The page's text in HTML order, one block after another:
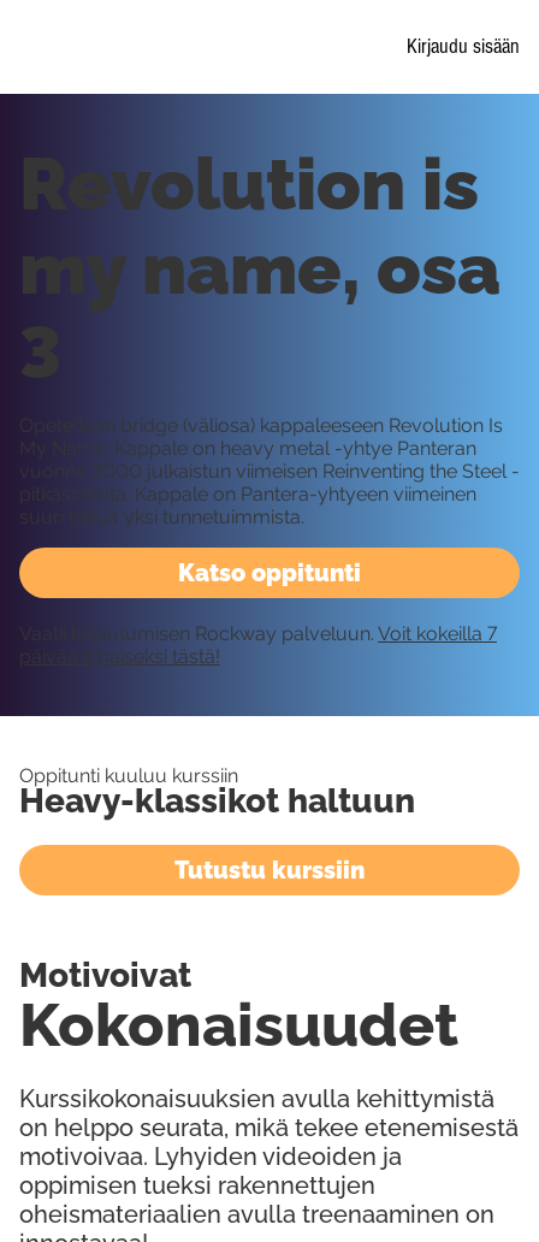
Kirjaudu sisään
Katso oppitunti
Revolution is
my name, osa
3
Opetellaan bridge (väliosa) kappaleeseen Revolution Is
My Name. Kappale on heavy metal -yhtye Panteran
vuonna 2000 julkaistun viimeisen Reinventing the Steel -
pitkäsoitolta. Kappale on Pantera-yhtyeen viimeinen
suuri hitti ja yksi tunnetuimmista.
Vaatii kirjautumisen Rockway palveluun. Voit kokeilla 7
päivää ilmaiseksi tästä!
Oppitunti kuuluu kurssiin
Heavy-klassikot haltuun
Tutustu kurssiin
Kurssikokonaisuuksien avulla kehittymistä
on helppo seurata, mikä tekee etenemisestä
motivoivaa. Lyhyiden videoiden ja
oppimisen tueksi rakennettujen
oheismateriaalien avulla treenaaminen on
Kokonaisuudet
Motivoivat